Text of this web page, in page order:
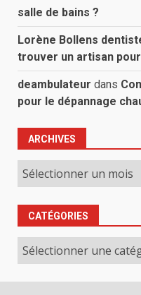
salle de bains ?
Lorène Bollens
trouver un artisan
deambulateur dans
pour le dépannage
ARCHIVES
Archives
CATÉGORIES
Catégories